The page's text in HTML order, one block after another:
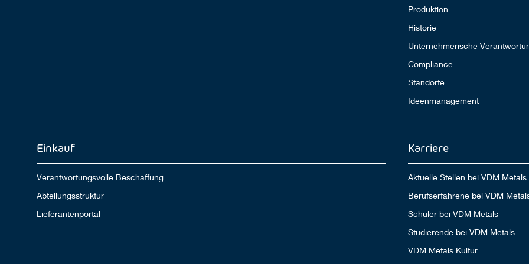
Produktion
Historie
Unternehmerische
Compliance
Standorte
Ideenmanagement
Einkauf
Verantwortungsvolle Beschaffung
Abteilungsstruktur
Lieferantenportal
Karriere
Aktuelle Stellen bei VDM Metals
Berufserfahrene bei VDM
Schüler bei VDM Metals
Studierende bei VDM Metals
VDM Metals Kultur